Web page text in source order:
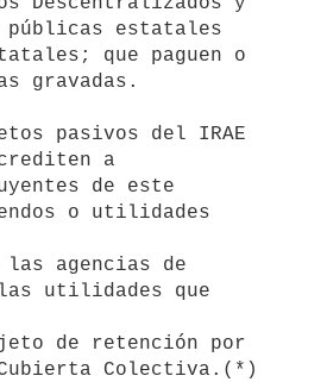
públicas estatales
gravadas.
pasivos del IRAE
a
o utilidades
utilidades que
Colectiva.(*)